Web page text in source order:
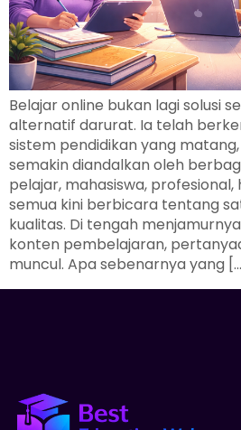
Belajar online bukan lagi solusi
alternatif darurat. Ia telah
sistem pendidikan yang
semakin diandalkan oleh
pelajar, mahasiswa, profesional,
semua kini berbicara tentang
kualitas. Di tengah
konten pembelajaran,
muncul. Apa sebenarnya yang